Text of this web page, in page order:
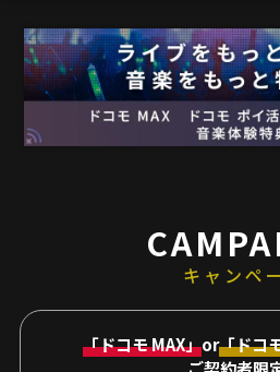
キャンペ
「ドコモ MAX」or「ドコ